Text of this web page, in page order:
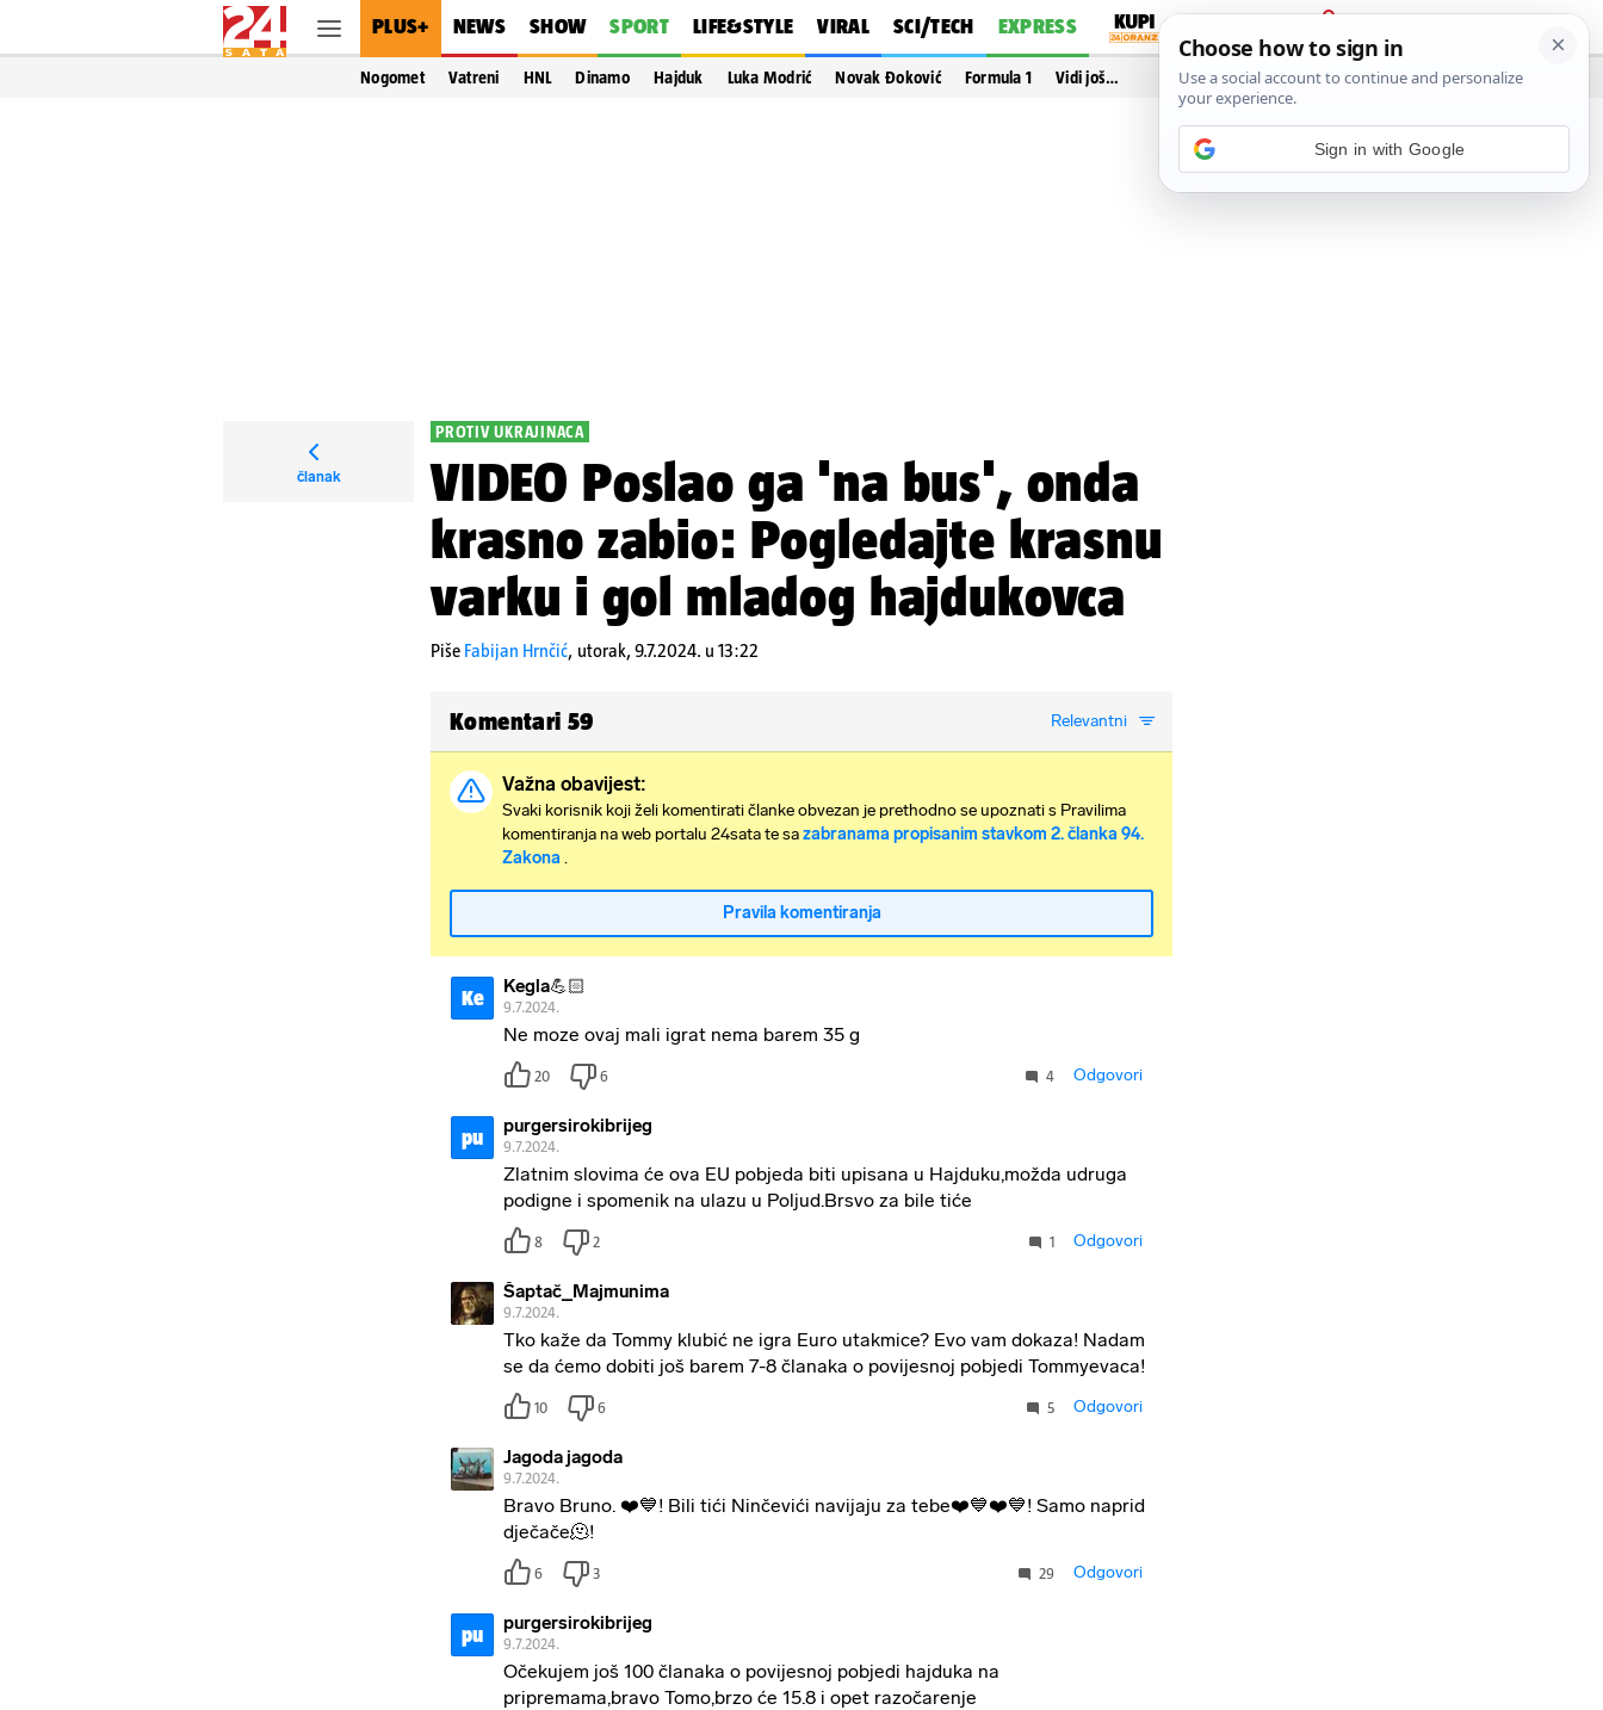
PLUS+ NEWS SHOW SPORT LIFE&STYLE VIRAL SCI/TECH EXPRESS
PRIJAVA
Nogomet Vatreni HNL Dinamo Hajduk Luka Modrić Novak Đoković Formula 1 Vidi još…
članak
PROTIV UKRAJINACA
VIDEO Poslao ga 'na bus', onda
krasno zabio: Pogledajte krasnu
varku i gol mladog hajdukovca
Piše Fabijan Hrnčić, utorak, 9.7.2024. u 13:22
Komentari 59 Relevantni
Važna obavijest:
Svaki korisnik koji želi komentirati članke obvezan je prethodno se upoznati s Pravilima
komentiranja na web portalu 24sata te sazabranama propisanim stavkom 2. članka 94.
Zakona .
Pravila komentiranja
Ke Kegla💪🏻
9.7.2024.
Ne moze ovaj mali igrat nema barem 35 g
20 6 4 Odgovori
pu purgersirokibrijeg
9.7.2024.
Zlatnim slovima će ova EU pobjeda biti upisana u Hajduku,možda udruga
podigne i spomenik na ulazu u Poljud.Brsvo za bile tiće
8 2 1 Odgovori
Šaptač_Majmunima
9.7.2024.
Tko kaže da Tommy klubić ne igra Euro utakmice? Evo vam dokaza! Nadam
se da ćemo dobiti još barem 7-8 članaka o povijesnoj pobjedi Tommyevaca!
10 6 5 Odgovori
Jagoda jagoda
9.7.2024.
Bravo Bruno. ❤️💙! Bili tići Ninčevići navijaju za tebe❤️💙❤️💙! Samo naprid
dječače🫠!
6 3 29 Odgovori
pu purgersirokibrijeg
9.7.2024.
Očekujem još 100 članaka o povijesnoj pobjedi hajduka na
pripremama,bravo Tomo,brzo će 15.8 i opet razočarenje